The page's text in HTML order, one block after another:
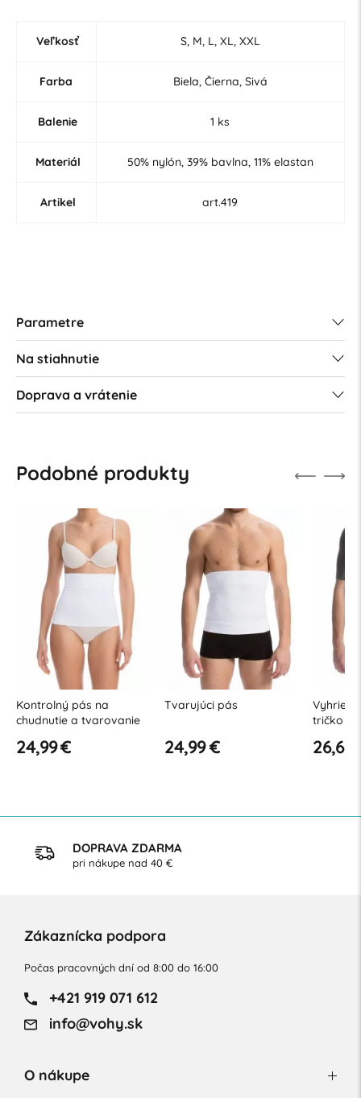
Veľkosť S, M, L, XL, XXL
Farba Biela, Čierna, Sivá
Balenie 1 ks
Materiál 50% nylón, 39% bavlna, 11% elastan
Artikel art.419
Parametre
Na stiahnutie
Doprava a vrátenie
Podobné produkty
Kontrolný pás na
chudnutie a tvarovanie
24,99 €
Tvarujúci pás
24,99 €
tričko
26,60
DOPRAVA ZDARMA
pri nákupe nad 40 €
Zákaznícka podpora
Počas pracovných dní od 8:00 do 16:00
+421 919 071 612
info@vohy.sk
O nákupe